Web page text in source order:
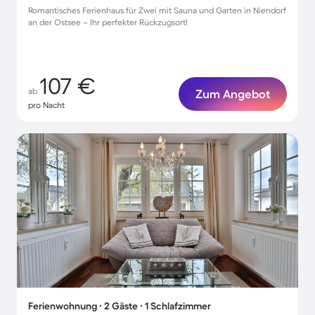
Romantisches Ferienhaus für Zwei mit Sauna und Garten in Niendorf
an der Ostsee – Ihr perfekter Rückzugsort!
ab 107 €
pro Nacht
Zum Angebot
Ferienwohnung ∙ 2 Gäste ∙ 1 Schlafzimmer